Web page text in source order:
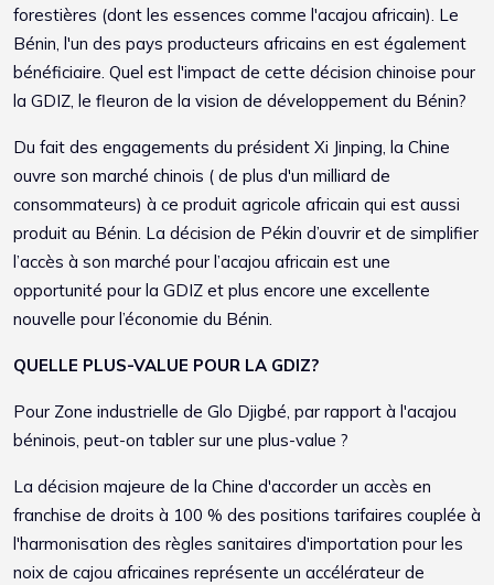
forestières (dont les essences comme l'acajou africain). Le
Bénin, l'un des pays producteurs africains en est également
bénéficiaire. Quel est l'impact de cette décision chinoise pour
la GDIZ, le fleuron de la vision de développement du Bénin?
Du fait des engagements du président Xi Jinping, la Chine
ouvre son marché chinois ( de plus d'un milliard de
consommateurs) à ce produit agricole africain qui est aussi
produit au Bénin. La décision de Pékin d’ouvrir et de simplifier
l’accès à son marché pour l’acajou africain est une
opportunité pour la GDIZ et plus encore une excellente
nouvelle pour l’économie du Bénin.
QUELLE PLUS-VALUE POUR LA GDIZ?
Pour Zone industrielle de Glo Djigbé, par rapport à l'acajou
béninois, peut-on tabler sur une plus-value ?
La décision majeure de la Chine d'accorder un accès en
franchise de droits à 100 % des positions tarifaires couplée à
l'harmonisation des règles sanitaires d'importation pour les
noix de cajou africaines représente un accélérateur de